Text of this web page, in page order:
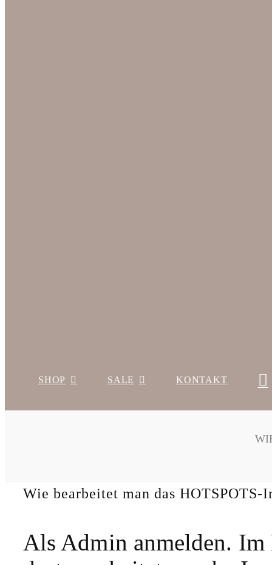
SHOP SALE KONTAKT
Wie bearbeitet man das HOTSPOTS-
Als Admin anmelden.